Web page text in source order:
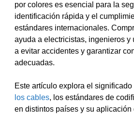
por colores es esencial para la
identificación rápida y el
estándares internacionales.
ayuda a electricistas, ingenieros y
a evitar accidentes y garantizar
adecuadas.
Este artículo explora el significado
los cables, los estándares de
en distintos países y su aplicación